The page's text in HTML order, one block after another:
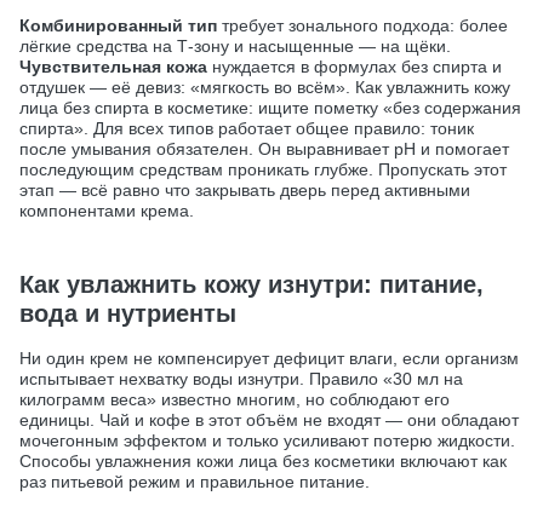
Комбинированный тип требует зонального подхода: более
лёгкие средства на Т-зону и насыщенные — на щёки.
Чувствительная кожа нуждается в формулах без спирта и
отдушек — её девиз: «мягкость во всём». Как увлажнить кожу
лица без спирта в косметике: ищите пометку «без содержания
спирта». Для всех типов работает общее правило: тоник
после умывания обязателен. Он выравнивает pH и помогает
последующим средствам проникать глубже. Пропускать этот
этап — всё равно что закрывать дверь перед активными
компонентами крема.
Как увлажнить кожу изнутри: питание,
вода и нутриенты
Ни один крем не компенсирует дефицит влаги, если организм
испытывает нехватку воды изнутри. Правило «30 мл на
килограмм веса» известно многим, но соблюдают его
единицы. Чай и кофе в этот объём не входят — они обладают
мочегонным эффектом и только усиливают потерю жидкости.
Способы увлажнения кожи лица без косметики включают как
раз питьевой режим и правильное питание.